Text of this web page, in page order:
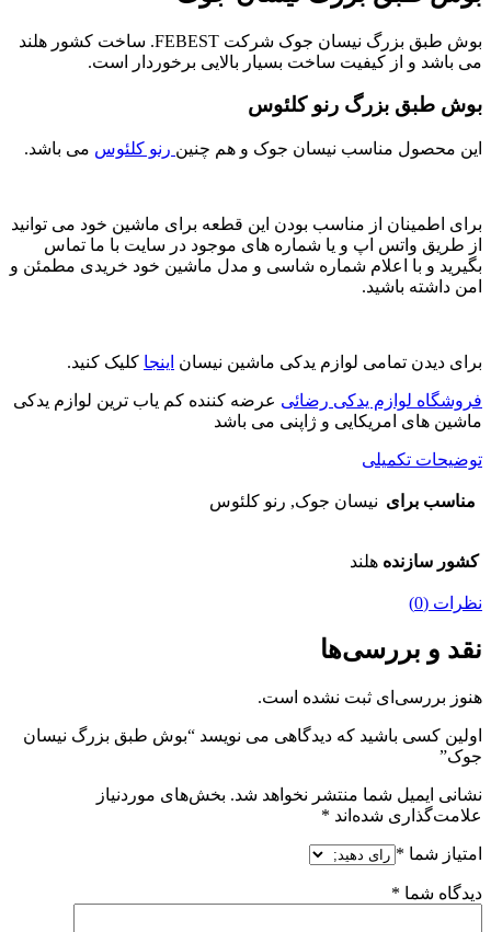
بوش طبق بزرگ نیسان جوک شرکت FEBEST. ساخت کشور هلند
می باشد و از کیفیت ساخت بسیار بالایی برخوردار است.
بوش طبق بزرگ رنو کلئوس
این محصول مناسب نیسان جوک و هم چنین رنو کلئوس می باشد.
برای اطمینان از مناسب بودن این قطعه برای ماشین خود می توانید
از طریق واتس اپ و یا شماره های موجود در سایت با ما تماس
بگیرید و با اعلام شماره شاسی و مدل ماشین خود خریدی مطمئن و
امن داشته باشید.
برای دیدن تمامی لوازم یدکی ماشین نیسان اینجا کلیک کنید.
فروشگاه لوازم یدکی رضائی عرضه کننده کم یاب ترین لوازم یدکی
ماشین های امریکایی و ژاپنی می باشد
توضیحات تکمیلی
مناسب برای نیسان جوک, رنو کلئوس
کشور سازنده هلند
نظرات (0)
نقد و بررسی‌ها
هنوز بررسی‌ای ثبت نشده است.
اولین کسی باشید که دیدگاهی می نویسد “بوش طبق بزرگ نیسان
جوک”
نشانی ایمیل شما منتشر نخواهد شد. بخش‌های موردنیاز
علامت‌گذاری شده‌اند *
امتیاز شما *
دیدگاه شما *